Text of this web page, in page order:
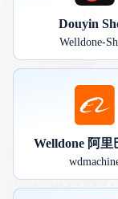
Douyin
Welldone-
Welldone 阿里